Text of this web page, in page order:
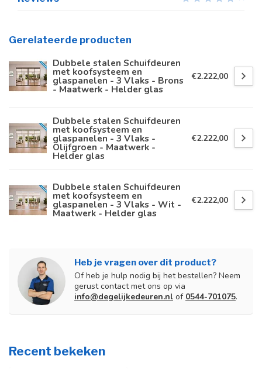
Gerelateerde producten
Dubbele stalen Schuifdeuren
met koofsysteem en
glaspanelen - 3 Vlaks - Brons
- Maatwerk - Helder glas
€2.222,00
Dubbele stalen Schuifdeuren
met koofsysteem en
glaspanelen - 3 Vlaks -
Olijfgroen - Maatwerk -
Helder glas
€2.222,00
Dubbele stalen Schuifdeuren
met koofsysteem en
glaspanelen - 3 Vlaks - Wit -
Maatwerk - Helder glas
€2.222,00
Heb je vragen over dit product?
Of heb je hulp nodig bij het bestellen? Neem
gerust contact met ons op via
info@degelijkedeuren.nl of 0544-701075.
Recent bekeken